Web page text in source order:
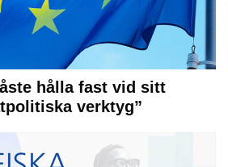
hålla fast vid sitt
verktyg”